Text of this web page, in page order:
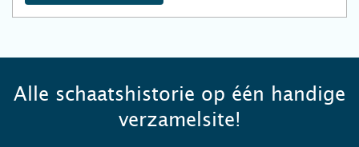
Alle schaatshistorie op één handige
verzamelsite!